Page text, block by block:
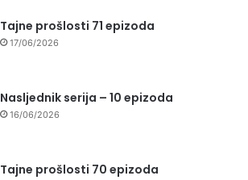
Tajne prošlosti 71 epizoda
17/06/2026
Nasljednik serija – 10 epizoda
16/06/2026
Tajne prošlosti 70 epizoda